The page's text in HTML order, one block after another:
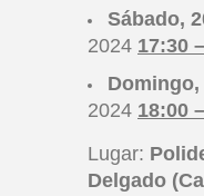
Sábado,
2024 17:30
2024 18:00
Lugar:
Delgado